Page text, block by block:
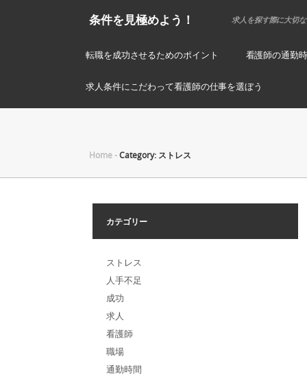
条件を見極めよう！ 求人を探す際に大切
転職を成功させるためのポイント 看護師の通勤
求人条件にこだわって看護師の仕事を選ぼう
Home-Category: ストレス
カテゴリー
ストレス
人手不足
成功
求人
看護師
職場
通勤時間